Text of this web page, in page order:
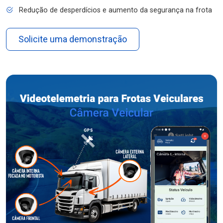
Redução de desperdícios e aumento da segurança na frota
Solicite uma demonstração